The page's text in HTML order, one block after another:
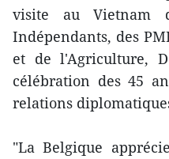
visite au Vietnam
Indépendants, des
et de l'Agriculture,
célébration des 45
relations
"La Belgique